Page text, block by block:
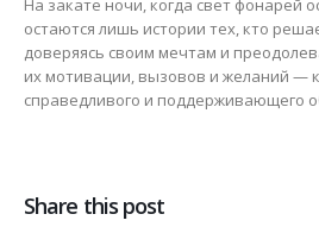
остаются лишь истории тех, кто
доверяясь своим мечтам и
их мотивации, вызовов и желаний —
справедливого и поддерживающего
Share this post